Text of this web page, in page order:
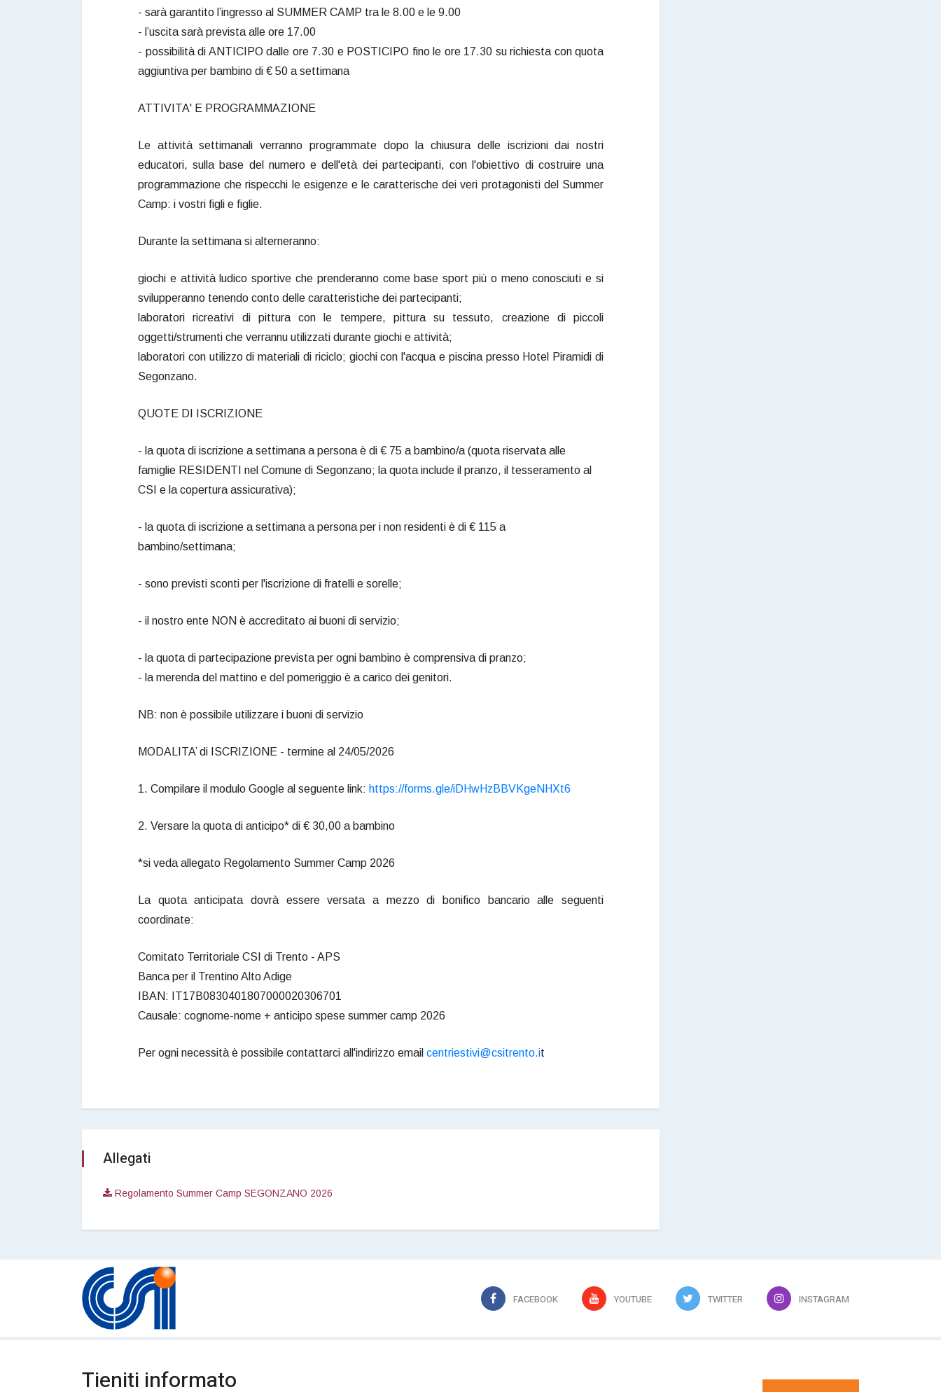
- sarà garantito l’ingresso al SUMMER CAMP tra le 8.00 e le 9.00
- l’uscita sarà prevista alle ore 17.00
- possibilità di ANTICIPO dalle ore 7.30 e POSTICIPO fino le ore 17.30 su richiesta con quota
aggiuntiva per bambino di € 50 a settimana
ATTIVITA' E PROGRAMMAZIONE
Le attività settimanali verranno programmate dopo la chiusura delle iscrizioni dai nostri
educatori, sulla base del numero e dell'età dei partecipanti, con l'obiettivo di costruire una
programmazione che rispecchi le esigenze e le caratterische dei veri protagonisti del Summer
Camp: i vostri figli e figlie.
Durante la settimana si alterneranno:
giochi e attività ludico sportive che prenderanno come base sport più o meno conosciuti e si
svilupperanno tenendo conto delle caratteristiche dei partecipanti;
laboratori ricreativi di pittura con le tempere, pittura su tessuto, creazione di piccoli
oggetti/strumenti che verrannu utilizzati durante giochi e attività;
laboratori con utilizzo di materiali di riciclo; giochi con l'acqua e piscina presso Hotel Piramidi di
Segonzano.
QUOTE DI ISCRIZIONE
- la quota di iscrizione a settimana a persona è di € 75 a bambino/a (quota riservata alle
famiglie RESIDENTI nel Comune di Segonzano; la quota include il pranzo, il tesseramento al
CSI e la copertura assicurativa);
- la quota di iscrizione a settimana a persona per i non residenti è di € 115 a
bambino/settimana;
- sono previsti sconti per l'iscrizione di fratelli e sorelle;
- il nostro ente NON è accreditato ai buoni di servizio;
- la quota di partecipazione prevista per ogni bambino è comprensiva di pranzo;
- la merenda del mattino e del pomeriggio è a carico dei genitori.
NB: non è possibile utilizzare i buoni di servizio
MODALITA’ di ISCRIZIONE - termine al 24/05/2026
1. Compilare il modulo Google al seguente link: https://forms.gle/iDHwHzBBVKgeNHXt6
2. Versare la quota di anticipo* di € 30,00 a bambino
*si veda allegato Regolamento Summer Camp 2026
La quota anticipata dovrà essere versata a mezzo di bonifico bancario alle seguenti
coordinate:
Comitato Territoriale CSI di Trento - APS
Banca per il Trentino Alto Adige
IBAN: IT17B0830401807000020306701
Causale: cognome-nome + anticipo spese summer camp 2026
Per ogni necessità è possibile contattarci all'indirizzo email centriestivi@csitrento.it
Allegati
Regolamento Summer Camp SEGONZANO 2026
FACEBOOK YOUTUBE TWITTER INSTAGRAM
Tieniti informato